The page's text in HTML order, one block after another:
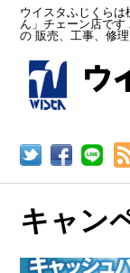
ウイスタふじくら
ん」チェーン店で
の 販売、工事、修
キャン